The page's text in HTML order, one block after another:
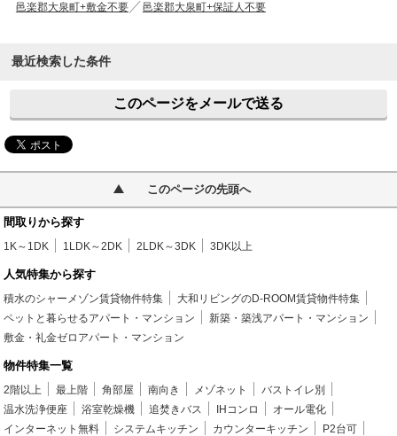
邑楽郡大泉町+敷金不要
邑楽郡大泉町+保証人不要
最近検索した条件
このページをメールで送る
このページの先頭へ
間取りから探す
1K～1DK 1LDK～2DK 2LDK～3DK 3DK以上
人気特集から探す
積水のシャーメゾン賃貸物件特集
大和リビングのD-ROOM賃貸物件特集
ペットと暮らせるアパート・マンション
新築・築浅アパート・マンション
敷金・礼金ゼロアパート・マンション
物件特集一覧
2階以上 最上階 角部屋 南向き メゾネット
バストイレ別
温水洗浄便座
浴室乾燥機 追焚きバス IHコンロ
オール電化
インターネット無料
システムキッチン カウンターキッチン
P2台可